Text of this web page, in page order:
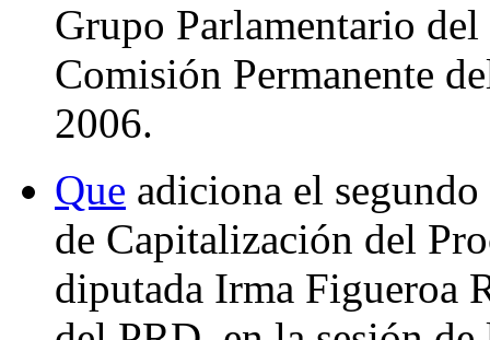
Grupo Parlamentario
Comisión Permanente
2006.
Que adiciona el
de Capitalización del
diputada Irma Figueroa